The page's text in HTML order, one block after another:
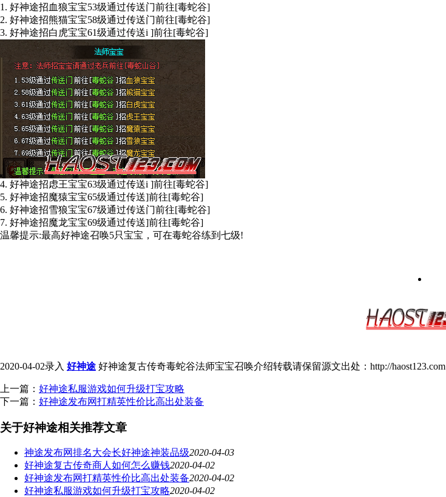
1. 好神途招血狼宝宝53级通过传送门前往[毒蛇谷]
2. 好神途招熊猫宝宝58级通过传送门前往[毒蛇谷]
3. 好神途招白虎宝宝61级通过传送i ]前往[毒蛇谷]
4. 好神途招虑王宝宝63级通过传送i ]前往[毒蛇谷]
5. 好神途招魔猿宝宝65级通过传送]前往[毒蛇谷]
6. 好神途招雪狼宝宝67级通过传送门前往[毒蛇谷]
7. 好神途招魔龙宝宝69级通过传送]前往[毒蛇谷]
温馨提示:最高好神途召唤5只宝宝，可在毒蛇谷练到七级!
2020-04-02录入 好神途 好神途复古传奇毒蛇谷法师宝宝召唤介绍转载请保留源文出处：http://haost123.com
上一篇： 好神途私服游戏如何升级打宝攻略
下一篇： 好神途发布网打精英性价比高出处装备
关于好神途相关推荐文章
神途发布网排名大会长好神途神装品级2020-04-03
好神途复古传奇商人如何怎么赚钱2020-04-02
好神途发布网打精英性价比高出处装备2020-04-02
好神途私服游戏如何升级打宝攻略2020-04-02